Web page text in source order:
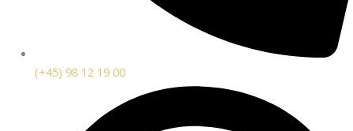
(+45) 98 12 19 00